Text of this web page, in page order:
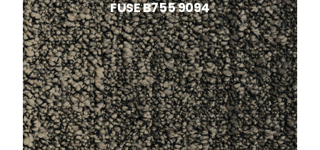
FUSE B755 9094